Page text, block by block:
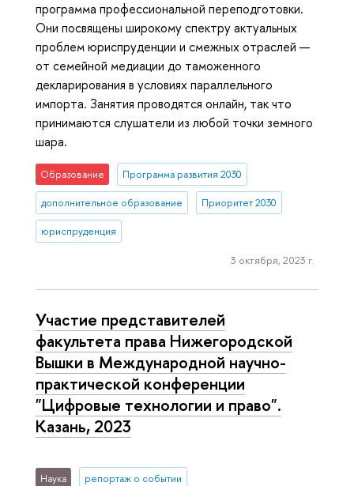
программа профессиональной переподготовки.
Они посвящены широкому спектру актуальных
проблем юриспруденции и смежных отраслей —
от семейной медиации до таможенного
декларирования в условиях параллельного
импорта. Занятия проводятся онлайн, так что
принимаются слушатели из любой точки земного
шара.
Образование Программа развития 2030
дополнительное образование Приоритет 2030
юриспруденция
3 октября, 2023 г.
Участие представителей
факультета права Нижегородской
Вышки в Международной научно-
практической конференции
"Цифровые технологии и право".
Казань, 2023
Наука репортаж о событии